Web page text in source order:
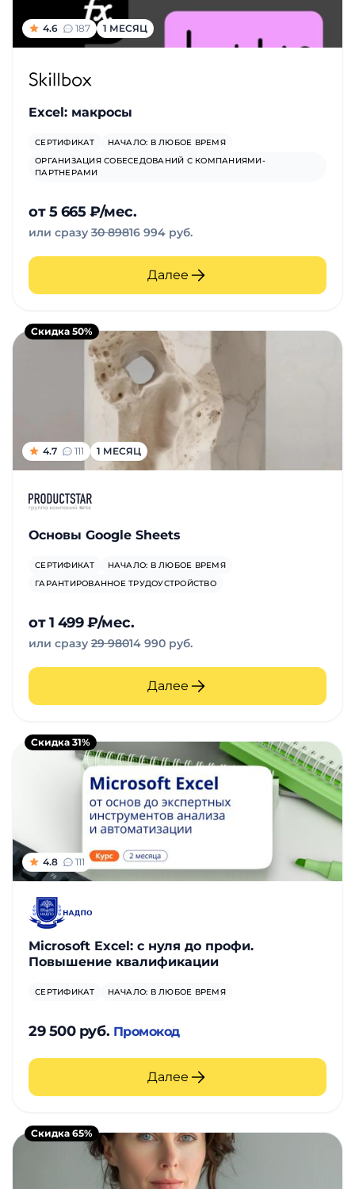
4.6 187 1 МЕСЯЦ
Excel: макросы
СЕРТИФИКАТ
НАЧАЛО: В ЛЮБОЕ ВРЕМЯ
ОРГАНИЗАЦИЯ СОБЕСЕДОВАНИЙ С КОМПАНИЯМИ-
ПАРТНЕРАМИ
от 5 665 ₽/мес.
или сразу 30 89816 994 руб.
Далее
4.7 111 1 МЕСЯЦ
Основы Google Sheets
СЕРТИФИКАТ
НАЧАЛО: В ЛЮБОЕ ВРЕМЯ
ГАРАНТИРОВАННОЕ ТРУДОУСТРОЙСТВО
от 1 499 ₽/мес.
или сразу 29 98014 990 руб.
Далее
Скидка 50%
4.8 111
Microsoft Excel: с нуля до профи.
Повышение квалификации
СЕРТИФИКАТ НАЧАЛО: В ЛЮБОЕ ВРЕМЯ
29 500 руб. Промокод
Далее
Скидка 31%
Скидка 65%